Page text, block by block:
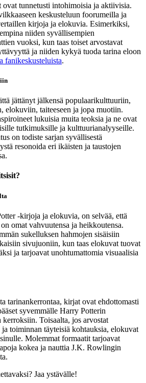
tunnetusti intohimoisia ja aktiivisia.
keskusteluun foorumeilla ja
kirjoja ja elokuvia. Esimerkiksi,
niiden syvällisempien
vuoksi, kun taas toiset arvostavat
ja niiden kykyä tuoda tarina eloon
fanikeskusteluista.
jättänyt jälkensä populaarikulttuuriin,
elokuviin, taiteeseen ja jopa muotiin.
lukuisia muita teoksia ja ne ovat
tutkimuksille ja kulttuurianalyyseille.
on todiste sarjan syvällisestä
resonoida eri ikäisten ja taustojen
-kirjoja ja elokuvia, on selvää, että
omat vahvuutensa ja heikkoutensa.
sukelluksen hahmojen sisäisiin
sivujuoniin, kun taas elokuvat tuovat
ja tarjoavat unohtumattomia visuaalisia
tarinankerrontaa, kirjat ovat ehdottomasti
syvemmälle Harry Potterin
Toisaalta, jos arvostat
toiminnan täyteisiä kohtauksia, elokuvat
Molemmat formaatit tarjoavat
kokea ja nauttia J.K. Rowlingin
Jaa ystävälle!